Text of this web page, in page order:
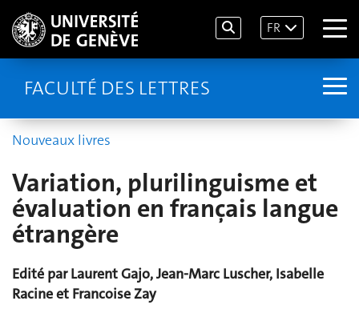
FR
FACULTÉ DES LETTRES
Nouveaux livres
Variation, plurilinguisme et
évaluation en français langue
étrangère
Edité par Laurent Gajo, Jean-Marc Luscher, Isabelle
Racine et Francoise Zay